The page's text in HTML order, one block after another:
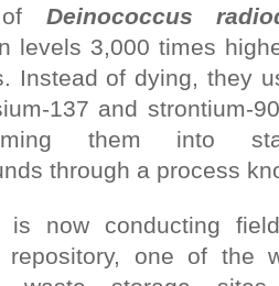
of Deinococcus
levels 3,000 times
Instead of dying, they
137 and strontium-
them into
through a process
is now conducting
repository, one of the